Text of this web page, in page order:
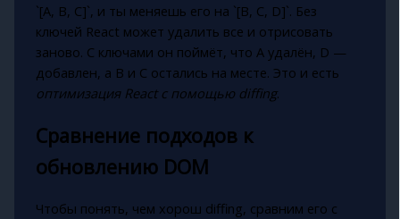
`[A, B, C]`, и ты меняешь его на `[B, C, D]`. Без
ключей React может удалить все и отрисовать
заново. С ключами он поймёт, что A удалён, D —
добавлен, а B и C остались на месте. Это и есть
оптимизация React с помощью diffing.
Сравнение подходов к
обновлению DOM
Чтобы понять, чем хорош diffing, сравним его с